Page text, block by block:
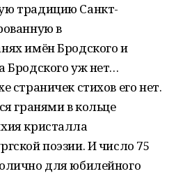
традицию Санкт-
в
имён Бродского и
Бродского уж нет…
страничек стихов его нет.
гранями в кольце
кристалла
поэзии. И число 75
для юбилейного